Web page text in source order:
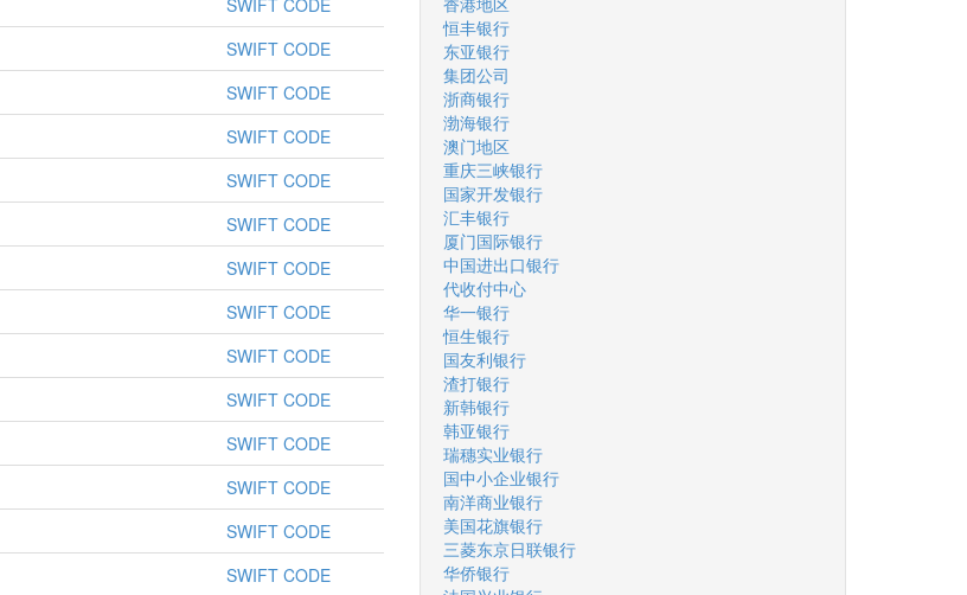
SWIFT CODE
SWIFT CODE
SWIFT CODE
SWIFT CODE
SWIFT CODE
SWIFT CODE
SWIFT CODE
SWIFT CODE
SWIFT CODE
SWIFT CODE
SWIFT CODE
SWIFT CODE
SWIFT CODE
SWIFT CODE
恒丰银行
东亚银行
集团公司
浙商银行
渤海银行
澳门地区
重庆三峡银行
国家开发银行
汇丰银行
厦门国际银行
中国进出口银行
代收付中心
华一银行
恒生银行
国友利银行
渣打银行
新韩银行
韩亚银行
瑞穗实业银行
国中小企业银行
南洋商业银行
美国花旗银行
三菱东京日联银行
华侨银行